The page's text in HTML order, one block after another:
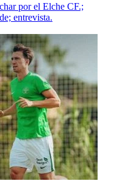
por el Elche CF.;
entrevista.